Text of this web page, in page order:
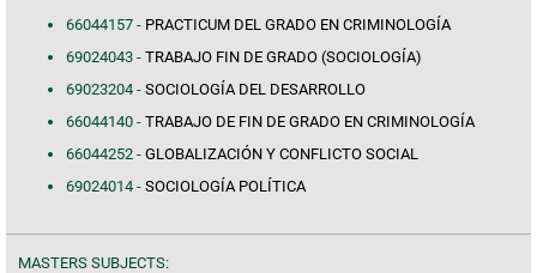
66044157 - PRACTICUM DEL GRADO EN CRIMINOLOGÍA
69024043 - TRABAJO FIN DE GRADO (SOCIOLOGÍA)
69023204 - SOCIOLOGÍA DEL DESARROLLO
66044140 - TRABAJO DE FIN DE GRADO EN CRIMINOLOGÍA
66044252 - GLOBALIZACIÓN Y CONFLICTO SOCIAL
69024014 - SOCIOLOGÍA POLÍTICA
MASTERS SUBJECTS: